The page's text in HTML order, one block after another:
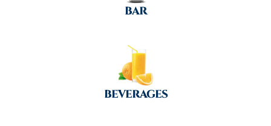
BAR
BEVERAGES